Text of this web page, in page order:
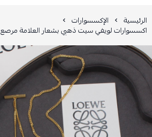
الرئيسية الإكسسوارات
اكسسوارات لويفي سيت ذهبي بشعار العلامة مرصع